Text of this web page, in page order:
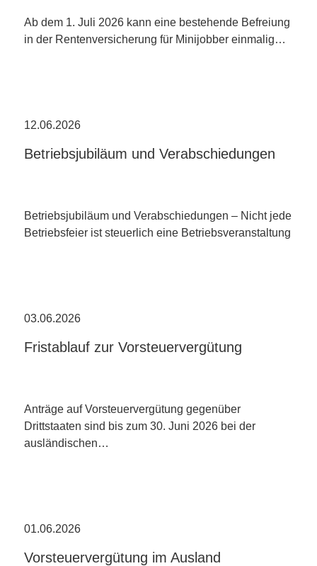
Ab dem 1. Juli 2026 kann eine bestehende Befreiung
in der Rentenversicherung für Minijobber einmalig…
12.06.2026
Betriebsjubiläum und Verabschiedungen
Betriebsjubiläum und Verabschiedungen – Nicht jede
Betriebsfeier ist steuerlich eine Betriebsveranstaltung
03.06.2026
Fristablauf zur Vorsteuervergütung
Anträge auf Vorsteuervergütung gegenüber
Drittstaaten sind bis zum 30. Juni 2026 bei der
ausländischen…
01.06.2026
Vorsteuervergütung im Ausland